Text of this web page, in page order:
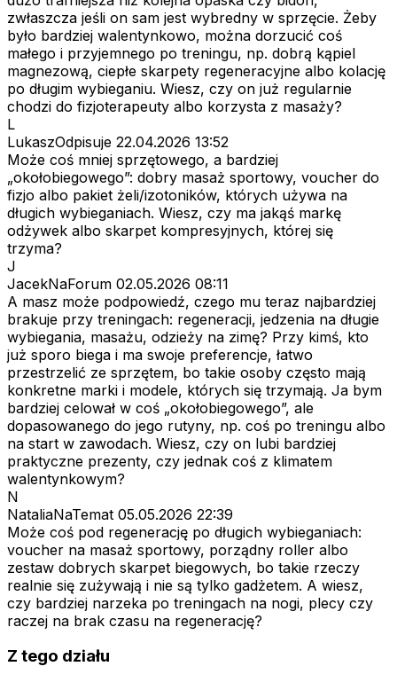
zwłaszcza jeśli on sam jest wybredny w sprzęcie. Żeby
było bardziej walentynkowo, można dorzucić coś
małego i przyjemnego po treningu, np. dobrą kąpiel
magnezową, ciepłe skarpety regeneracyjne albo kolację
po długim wybieganiu. Wiesz, czy on już regularnie
chodzi do fizjoterapeuty albo korzysta z masaży?
L
LukaszOdpisuje 22.04.2026 13:52
Może coś mniej sprzętowego, a bardziej
„okołobiegowego”: dobry masaż sportowy, voucher do
fizjo albo pakiet żeli/izotoników, których używa na
długich wybieganiach. Wiesz, czy ma jakąś markę
odżywek albo skarpet kompresyjnych, której się
trzyma?
J
JacekNaForum 02.05.2026 08:11
A masz może podpowiedź, czego mu teraz najbardziej
brakuje przy treningach: regeneracji, jedzenia na długie
wybiegania, masażu, odzieży na zimę? Przy kimś, kto
już sporo biega i ma swoje preferencje, łatwo
przestrzelić ze sprzętem, bo takie osoby często mają
konkretne marki i modele, których się trzymają. Ja bym
bardziej celował w coś „okołobiegowego”, ale
dopasowanego do jego rutyny, np. coś po treningu albo
na start w zawodach. Wiesz, czy on lubi bardziej
praktyczne prezenty, czy jednak coś z klimatem
walentynkowym?
N
NataliaNaTemat 05.05.2026 22:39
Może coś pod regenerację po długich wybieganiach:
voucher na masaż sportowy, porządny roller albo
zestaw dobrych skarpet biegowych, bo takie rzeczy
realnie się zużywają i nie są tylko gadżetem. A wiesz,
czy bardziej narzeka po treningach na nogi, plecy czy
raczej na brak czasu na regenerację?
Z tego działu